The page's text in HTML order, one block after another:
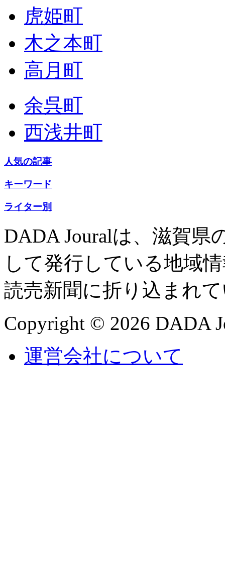
虎姫町
木之本町
高月町
余呉町
西浅井町
人気の記事
キーワード
ライター別
DADA Jouralは、滋賀県
して発行している地域
読売新聞に折り込まれ
Copyright © 2026 DADA
運営会社について